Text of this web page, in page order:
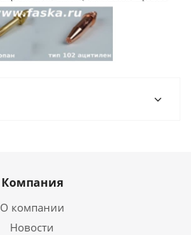
Компания
О компании
Новости